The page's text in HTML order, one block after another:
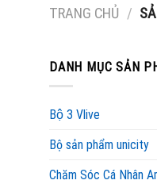
TRANG CHỦ /
DANH MỤC SẢN
Bộ 3 Vlive
Bộ sản phẩm unicity
Chăm Sóc Cá Nhân